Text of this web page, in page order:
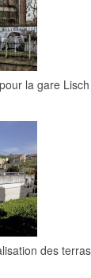
la gare
des